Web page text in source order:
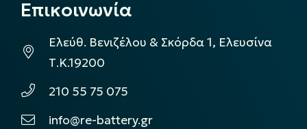
Επικοινωνία
Ελεύθ. Βενιζέλου & Σκόρδα 1, Ελευσίνα
Τ.Κ.19200
210 55 75 075
info@re-battery.gr